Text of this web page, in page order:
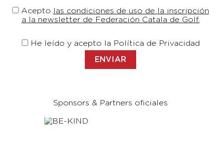
Acepto las condiciones de uso de la inscripción
a la newsletter de Federación Catala de Golf.
He leído y acepto la Política de Privacidad
Sponsors & Partners oficiales